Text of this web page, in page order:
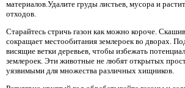
материалов.Удалите груды листьев, мусора и
отходов.
Старайтесь стричь газон как можно короче.
сокращает местообитания землероек во дворах.
висящие ветки деревьев, чтобы избежать
землероек. Эти животные не любят открытых
уязвимыми для множества различных хищников.